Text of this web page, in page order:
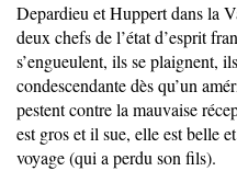
Depardieu et Huppert dans la
deux chefs de l’état d’esprit
s’engueulent, ils se plaignent,
condescendante dès qu’un
pestent contre la mauvaise
est gros et il sue, elle est belle
voyage (qui a perdu son fils).